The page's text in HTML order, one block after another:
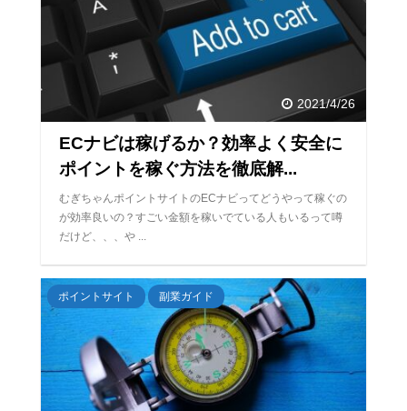
2021/4/26
ECナビは稼げるか？効率よく安全に
ポイントを稼ぐ方法を徹底解...
むぎちゃんポイントサイトのECナビってどうやって稼ぐの
が効率良いの？すごい金額を稼いでている人もいるって噂
だけど、、、や ...
ポイントサイト 副業ガイド